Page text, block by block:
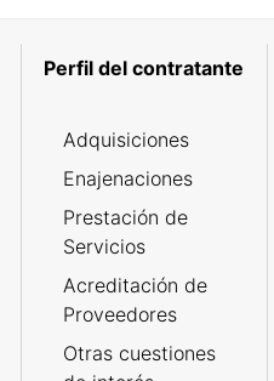
Perfil del contratante
Adquisiciones
Enajenaciones
Prestación de
Servicios
Acreditación de
Proveedores
Otras cuestiones